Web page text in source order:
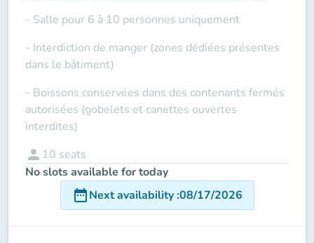
- Salle pour 6 à 10 personnes uniquement
- Interdiction de manger (zones dédiées présentes
dans le bâtiment)
- Boissons conservées dans des contenants fermés
autorisées (gobelets et canettes ouvertes
interdites)
person 10 seats
No slots available for today
date_rangeNext availability:08/17/2026